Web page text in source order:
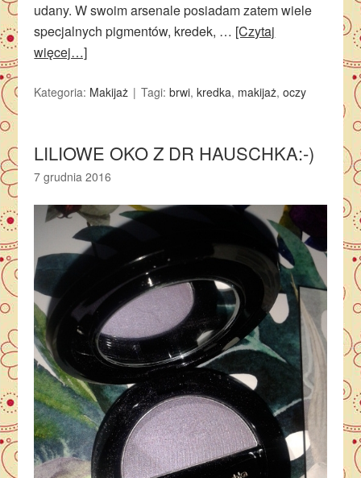
udany. W swoim arsenale posiadam zatem wiele
specjalnych pigmentów, kredek, … [Czytaj
więcej…]
Kategoria: Makijaż Tagi:brwi,kredka, makijaż,oczy
LILIOWE OKO Z DR HAUSCHKA:-)
7 grudnia 2016